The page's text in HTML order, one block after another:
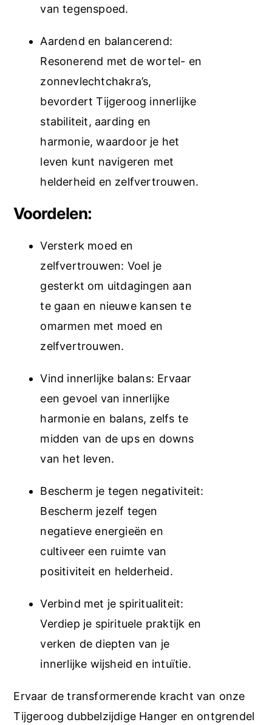
van tegenspoed.
Aardend en balancerend:
Resonerend met de wortel- en
zonnevlechtchakra’s,
bevordert Tijgeroog innerlijke
stabiliteit, aarding en
harmonie, waardoor je het
leven kunt navigeren met
helderheid en zelfvertrouwen.
Voordelen:
Versterk moed en
zelfvertrouwen: Voel je
gesterkt om uitdagingen aan
te gaan en nieuwe kansen te
omarmen met moed en
zelfvertrouwen.
Vind innerlijke balans: Ervaar
een gevoel van innerlijke
harmonie en balans, zelfs te
midden van de ups en downs
van het leven.
Bescherm je tegen negativiteit:
Bescherm jezelf tegen
negatieve energieën en
cultiveer een ruimte van
positiviteit en helderheid.
Verbind met je spiritualiteit:
Verdiep je spirituele praktijk en
verken de diepten van je
innerlijke wijsheid en intuïtie.
Ervaar de transformerende kracht van onze
Tijgeroog dubbelzijdige Hanger en ontgrendel